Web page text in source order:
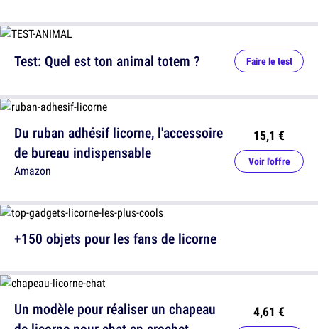
+150 objets pour les fans de licorne
Un modèle pour réaliser un chapeau
4,61 €
Test: Quel est ton animal totem ? Faire le test
Du ruban adhésif licorne, l'accessoire
de bureau indispensable
Amazon
15,1 €
Voir l'offre